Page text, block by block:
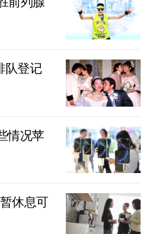
队登记
情况苹
休息可